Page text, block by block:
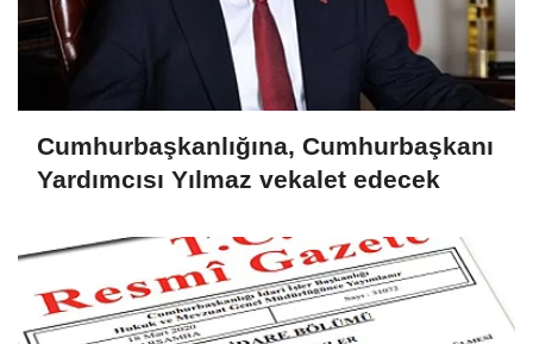
Cumhurbaşkanlığına, Cumhurbaşkanı
Yardımcısı Yılmaz vekalet edecek